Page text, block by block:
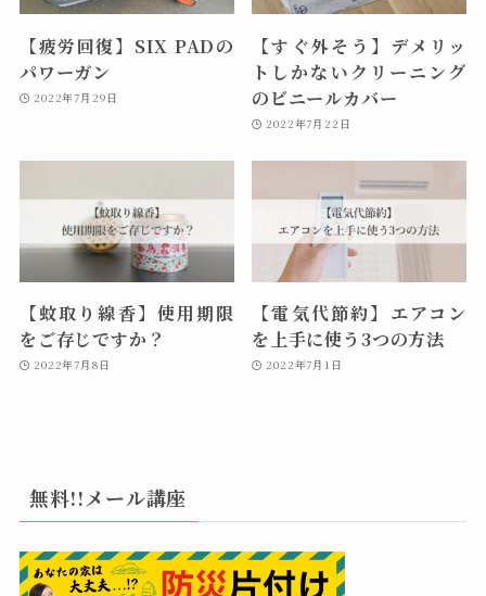
【疲労回復】SIX PADの
パワーガン
2022年7月29日
【すぐ外そう】デメリッ
トしかないクリーニング
のビニールカバー
2022年7月22日
【蚊取り線香】使用期限
をご存じですか？
2022年7月8日
【電気代節約】エアコン
を上手に使う3つの方法
2022年7月1日
無料!!メール講座